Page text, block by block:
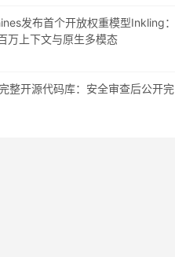
发布首个开放权重模型Inkling：
万上下文与原生多模态
整开源代码库：安全审查后公开完